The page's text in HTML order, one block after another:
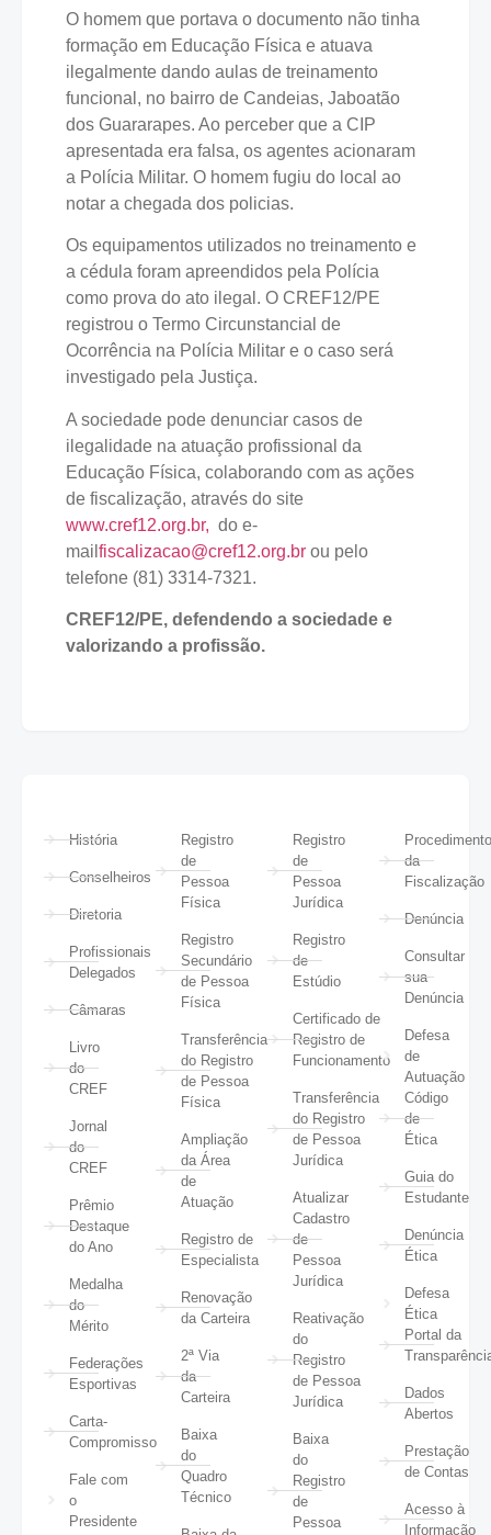
O homem que portava o documento não tinha
formação em Educação Física e atuava
ilegalmente dando aulas de treinamento
funcional, no bairro de Candeias, Jaboatão
dos Guararapes. Ao perceber que a CIP
apresentada era falsa, os agentes acionaram
a Polícia Militar. O homem fugiu do local ao
notar a chegada dos policias.
Os equipamentos utilizados no treinamento e
a cédula foram apreendidos pela Polícia
como prova do ato ilegal. O CREF12/PE
registrou o Termo Circunstancial de
Ocorrência na Polícia Militar e o caso será
investigado pela Justiça.
A sociedade pode denunciar casos de
ilegalidade na atuação profissional da
Educação Física, colaborando com as ações
de fiscalização, através do site
www.cref12.org.br, do e-
mail fiscalizacao@cref12.org.br ou pelo
telefone (81) 3314-7321.
CREF12/PE, defendendo a sociedade e
valorizando a profissão.
História
Conselheiros
Diretoria
Profissionais
Delegados
Câmaras
Livro
do
CREF
Jornal
do
CREF
Prêmio
Destaque
do Ano
Medalha
do
Mérito
Federações
Esportivas
Carta-
Compromisso
Fale com
o
Presidente
Registro
de
Pessoa
Física
Registro
Secundário
de Pessoa
Física
Transferência
do Registro
de Pessoa
Física
Ampliação
da Área
de
Atuação
Registro de
Especialista
Renovação
da Carteira
2ª Via
da
Carteira
Baixa
do
Quadro
Técnico
Registro
de
Pessoa
Jurídica
Registro
de
Estúdio
Certificado de
Registro de
Funcionamento
Transferência
do Registro
de Pessoa
Jurídica
Atualizar
Cadastro
de
Pessoa
Jurídica
Reativação
do
Registro
de Pessoa
Jurídica
Baixa
do
Registro
de
Pessoa
da
Fiscalização
Denúncia
Consultar
sua
Denúncia
Defesa
de
Autuação
Código
de
Ética
Guia do
Estudante
Denúncia
Ética
Defesa
Ética
Portal da
Dados
Abertos
Prestação
de Contas
Acesso à
Informação